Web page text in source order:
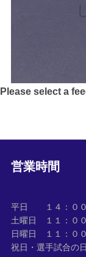
Please select a
営業時間
平日 １４：００
土曜日 １１：００
日曜日 １１：００
祝日・選手試合の